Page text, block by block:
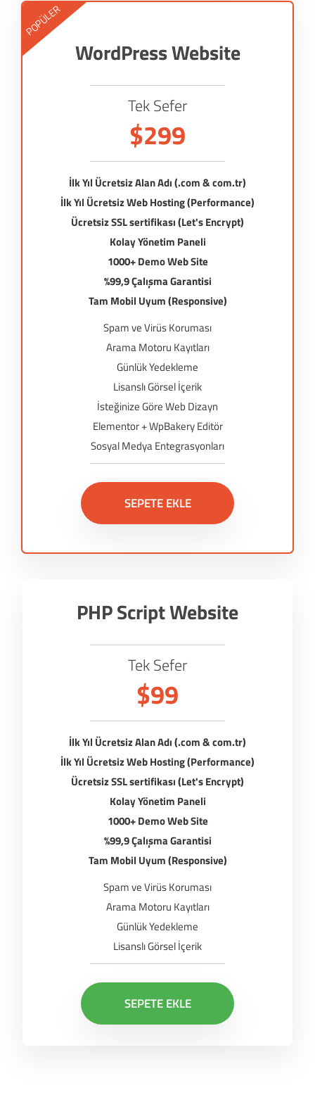
POPÜLER
WordPress Website
Tek Sefer
$299
İlk Yıl Ücretsiz Alan Adı (.com & com.tr)
İlk Yıl Ücretsiz Web Hosting (Performance)
Ücretsiz SSL sertifikası (Let's Encrypt)
Kolay Yönetim Paneli
1000+ Demo Web Site
%99,9 Çalışma Garantisi
Tam Mobil Uyum (Responsive)
Spam ve Virüs Koruması
Arama Motoru Kayıtları
Günlük Yedekleme
Lisanslı Görsel İçerik
İsteğinize Göre Web Dizayn
Elementor + WpBakery Editör
Sosyal Medya Entegrasyonları
SEPETE EKLE
PHP Script Website
Tek Sefer
$99
İlk Yıl Ücretsiz Alan Adı (.com & com.tr)
İlk Yıl Ücretsiz Web Hosting (Performance)
Ücretsiz SSL sertifikası (Let's Encrypt)
Kolay Yönetim Paneli
1000+ Demo Web Site
%99,9 Çalışma Garantisi
Tam Mobil Uyum (Responsive)
Spam ve Virüs Koruması
Arama Motoru Kayıtları
Günlük Yedekleme
Lisanslı Görsel İçerik
SEPETE EKLE